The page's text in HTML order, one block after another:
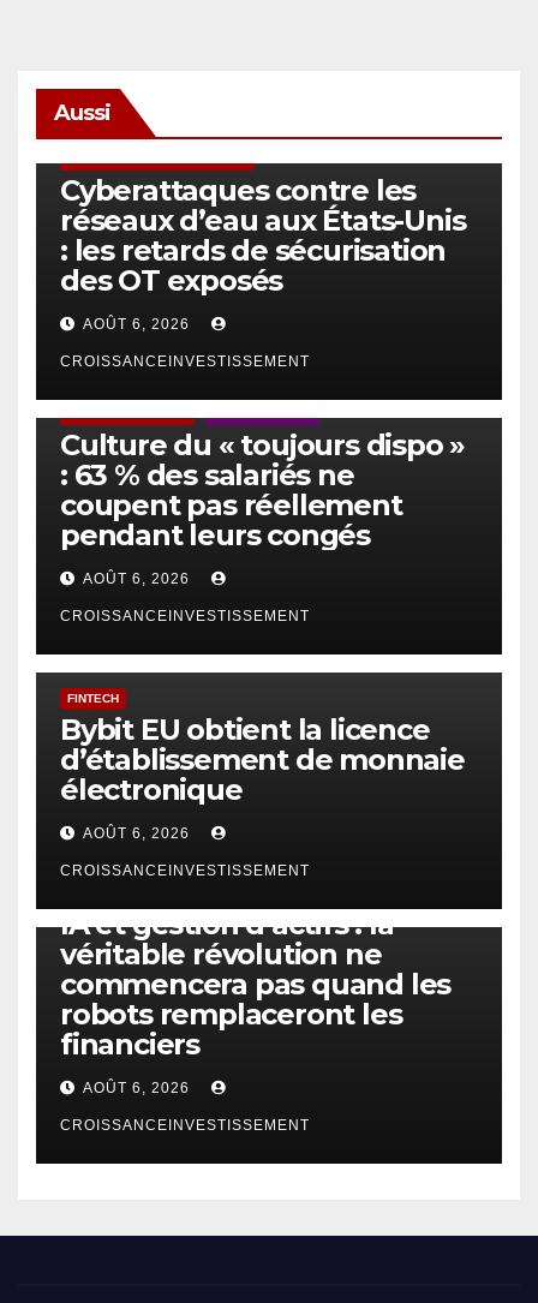
Aussi
Cyberattaques contre les
réseaux d’eau aux États-Unis
: les retards de sécurisation
des OT exposés
AOÛT 6, 2026
CROISSANCEINVESTISSEMENT
Culture du « toujours dispo »
: 63 % des salariés ne
coupent pas réellement
pendant leurs congés
AOÛT 6, 2026
CROISSANCEINVESTISSEMENT
FINTECH
Bybit EU obtient la licence
d’établissement de monnaie
électronique
AOÛT 6, 2026
CROISSANCEINVESTISSEMENT
IA et gestion d’actifs : la
véritable révolution ne
commencera pas quand les
robots remplaceront les
financiers
AOÛT 6, 2026
CROISSANCEINVESTISSEMENT